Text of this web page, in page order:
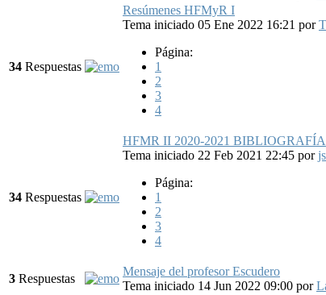
34 Respuestas
Resúmenes HFMyR I
Tema iniciado 05 Ene 2022 16:21 por
Página:
1
2
3
4
34 Respuestas
HFMR II 2020-2021 BIBLIOGRAFÍA
Tema iniciado 22 Feb 2021 22:45 por
Página:
1
2
3
4
3 Respuestas
Mensaje del profesor Escudero
Tema iniciado 14 Jun 2022 09:00 por